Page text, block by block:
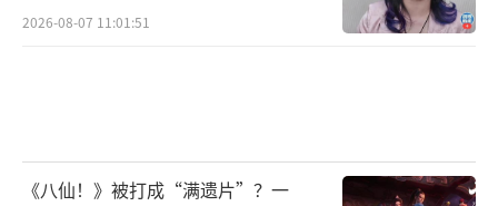
2026-08-07 11:01:51
《八仙！》被打成“满遗片”？一